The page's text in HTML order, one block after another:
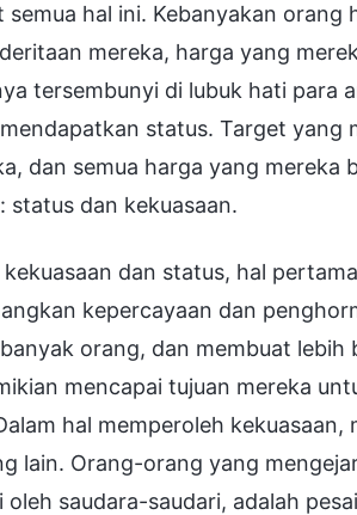
hal ini. Kebanyakan
mereka, harga yang
tersembunyi di lubuk hati para
status. Target yang
dan semua harga yang mereka
status dan kekuasaan.
dan status, hal
kepercayaan dan
orang, dan membuat
mencapai tujuan mereka
hal memperoleh
lain. Orang-orang yang
saudara-saudari, adalah